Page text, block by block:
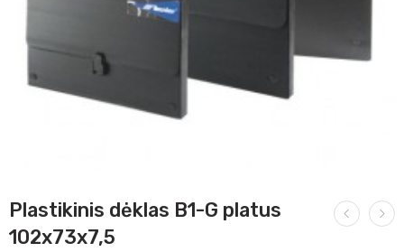
Plastikinis dėklas B1-G platus
102x73x7,5